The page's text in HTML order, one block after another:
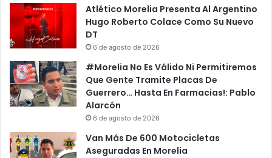
Atlético Morelia Presenta Al Argentino
Hugo Roberto Colace Como Su Nuevo
DT
6 de agosto de 2026
#Morelia No Es Válido Ni Permitiremos
Que Gente Tramite Placas De
Guerrero… Hasta En Farmacias!: Pablo
Alarcón
6 de agosto de 2026
Van Más De 600 Motocicletas
Aseguradas En Morelia